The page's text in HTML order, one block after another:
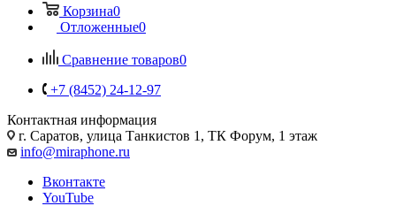
Корзина0
Отложенные0
Сравнение товаров0
+7 (8452) 24-12-97
Контактная информация
г. Саратов, улица Танкистов 1, ТК Форум, 1 этаж
info@miraphone.ru
Вконтакте
YouTube